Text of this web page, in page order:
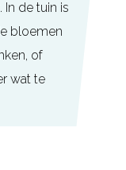
In de tuin is
bloemen
of
wat te